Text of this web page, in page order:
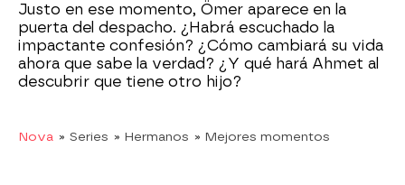
Justo en ese momento, Ömer aparece en la
puerta del despacho. ¿Habrá escuchado la
impactante confesión? ¿Cómo cambiará su vida
ahora que sabe la verdad? ¿Y qué hará Ahmet al
descubrir que tiene otro hijo?
Nova » Series » Hermanos » Mejores momentos